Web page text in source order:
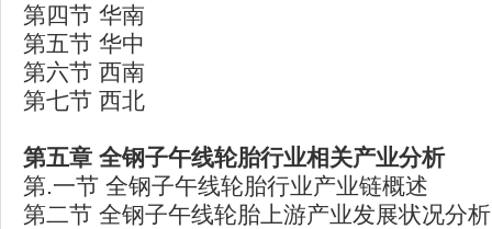
第四节 华南
第五节 华中
第六节 西南
第七节 西北
第五章 全钢子午线轮胎行业相关产业分析
第.一节 全钢子午线轮胎行业产业链概述
第二节 全钢子午线轮胎上游产业发展状况分析